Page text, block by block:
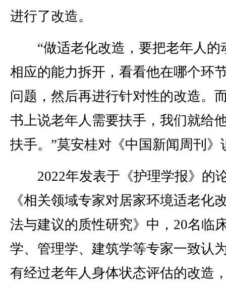
进行了改造。
“做适老化改造，要把老年人的
相应的能力拆开，看看他在哪个环
问题，然后再进行针对性的改造。
书上说老年人需要扶手，我们就给
扶手。”莫安桂对《中国新闻周刊》
2022年发表于《护理学报》的
《相关领域专家对居家环境适老化
法与建议的质性研究》中，20名临
学、管理学、建筑学等专家一致认
有经过老年人身体状态评估的改造